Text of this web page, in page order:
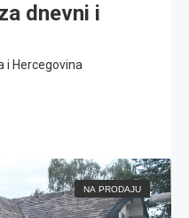
dnevni i
i Hercegovina
NA PRODAJU